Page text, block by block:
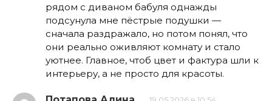
рядом с диваном бабуля однажды
подсунула мне пёстрые подушки —
сначала раздражало, но потом понял, что
они реально оживляют комнату и стало
уютнее. Главное, чтоб цвет и фактура шли к
интерьеру, а не просто для красоты.